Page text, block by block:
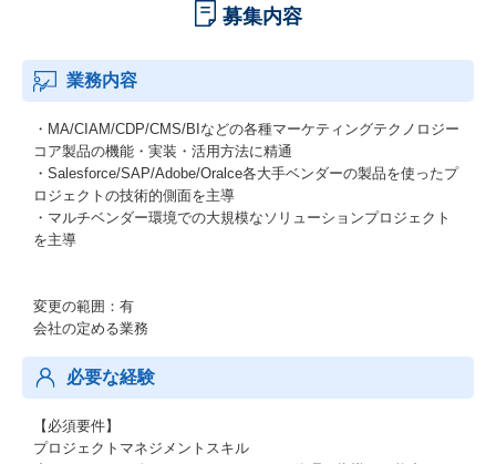
募集内容
業務内容
・MA/CIAM/CDP/CMS/BIなどの各種マーケティングテクノロジー
コア製品の機能・実装・活用方法に精通
・Salesforce/SAP/Adobe/Oralce各大手ベンダーの製品を使ったプ
ロジェクトの技術的側面を主導
・マルチベンダー環境での大規模なソリューションプロジェクト
を主導
変更の範囲：有
会社の定める業務
必要な経験
【必須要件】
プロジェクトマネジメントスキル